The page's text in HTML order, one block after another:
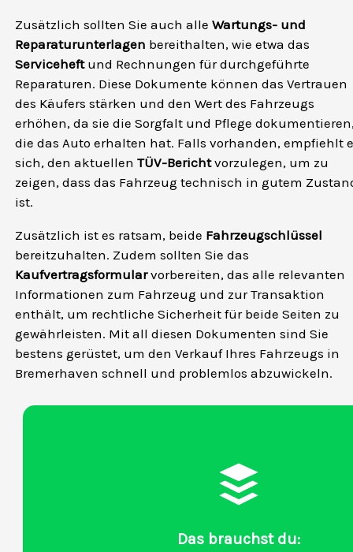
Zusätzlich sollten Sie auch alle Wartungs- und
Reparaturunterlagen bereithalten, wie etwa das
Serviceheftund Rechnungen für durchgeführte
Reparaturen. Diese Dokumente können das Vertrauen
des Käufers stärken und den Wert des Fahrzeugs
erhöhen, da sie die Sorgfalt und Pflege
die das Auto erhalten hat. Falls vorhanden, empfiehlt
sich, den aktuellen TÜV-Berichtvorzulegen, um zu
zeigen, dass das Fahrzeug technisch in gutem
ist.
Zusätzlich ist es ratsam, beide Fahrzeugschlüssel
bereitzuhalten. Zudem sollten Sie das
Kaufvertragsformularvorbereiten, das alle relevanten
Informationen zum Fahrzeug und zur Transaktion
enthält, um rechtliche Sicherheit für beide Seiten zu
gewährleisten. Mit all diesen Dokumenten sind Sie
bestens gerüstet, um den Verkauf Ihres Fahrzeugs in
Bremerhaven schnell und problemlos abzuwickeln.
Das brauchst du: